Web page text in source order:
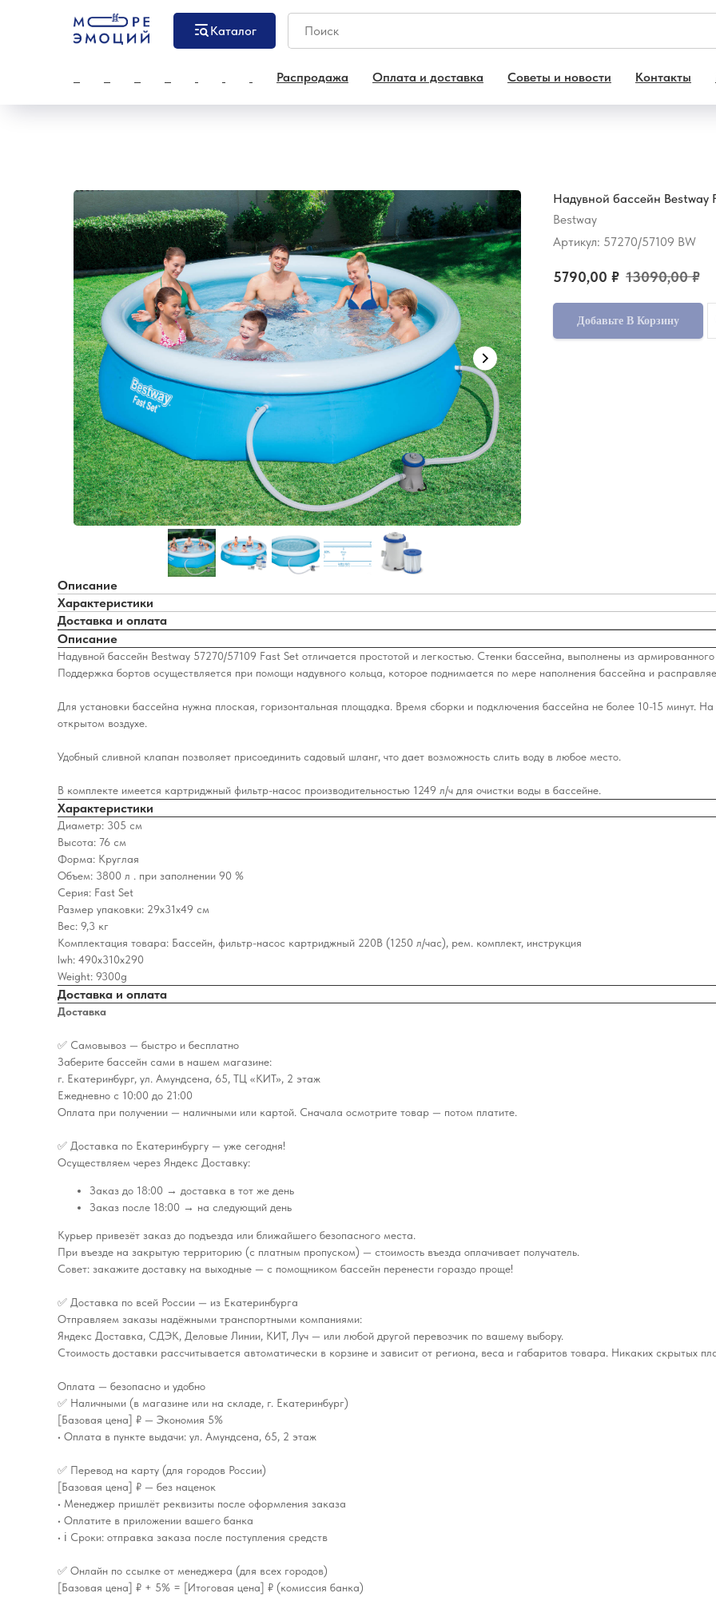
Каталог
Распродажа Оплата и доставка Советы и новости Контакты
Надувной бассейн Bestway
Bestway
Артикул: 57270/57109 BW
5790,00 ₽ 13090,00 ₽
Добавьте В Корзину
Описание
Характеристики
Доставка и оплата
Описание
Надувной бассейн Bestway 57270/57109 Fast Set отличается простотой и легкостью. Стенки бассейна, выполнены из
Поддержка бортов осуществляется при помощи надувного кольца, которое поднимается по мере наполнения бассейна и
Для установки бассейна нужна плоская, горизонтальная площадка. Время сборки и подключения бассейна не более 10-15 минут.
открытом воздухе.
Удобный сливной клапан позволяет присоединить садовый шланг, что дает возможность слить воду в любое место.
В комплекте имеется картриджный фильтр-насос производительностью 1249 л/ч для очистки воды в бассейне.
Характеристики
Диаметр: 305 см
Высота: 76 см
Форма: Круглая
Объем: 3800 л . при заполнении 90 %
Серия: Fast Set
Размер упаковки: 29х31х49 см
Вес: 9,3 кг
Комплектация товара: Бассейн, фильтр-насос картриджный 220В (1250 л/час), рем. комплект, инструкция
lwh: 490x310x290
Weight: 9300g
Доставка и оплата
Доставка
✅ Самовывоз — быстро и бесплатно
Заберите бассейн сами в нашем магазине:
г. Екатеринбург, ул. Амундсена, 65, ТЦ «КИТ», 2 этаж
Ежедневно с 10:00 до 21:00
Оплата при получении — наличными или картой. Сначала осмотрите товар — потом платите.
✅ Доставка по Екатеринбургу — уже сегодня!
Осуществляем через Яндекс Доставку:
Заказ до 18:00 → доставка в тот же день
Заказ после 18:00 → на следующий день
Курьер привезёт заказ до подъезда или ближайшего безопасного места.
При въезде на закрытую территорию (с платным пропуском) — стоимость въезда оплачивает получатель.
Совет: закажите доставку на выходные — с помощником бассейн перенести гораздо проще!
✅ Доставка по всей России — из Екатеринбурга
Отправляем заказы надёжными транспортными компаниями:
Яндекс Доставка, СДЭК, Деловые Линии, КИТ, Луч — или любой другой перевозчик по вашему выбору.
Стоимость доставки рассчитывается автоматически в корзине и зависит от региона, веса и габаритов товара. Никаких скрытых
Оплата — безопасно и удобно
✅ Наличными (в магазине или на складе, г. Екатеринбург)
[Базовая цена] ₽ — Экономия 5%
• Оплата в пункте выдачи: ул. Амундсена, 65, 2 этаж
✅ Перевод на карту (для городов России)
[Базовая цена] ₽ — без наценок
• Менеджер пришлёт реквизиты после оформления заказа
• Оплатите в приложении вашего банка
• ℹ️ Сроки: отправка заказа после поступления средств
✅ Онлайн по ссылке от менеджера (для всех городов)
[Базовая цена] ₽ + 5% = [Итоговая цена] ₽ (комиссия банка)